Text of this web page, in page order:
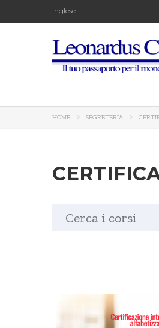
Inglese
HOME SEGRETERIA